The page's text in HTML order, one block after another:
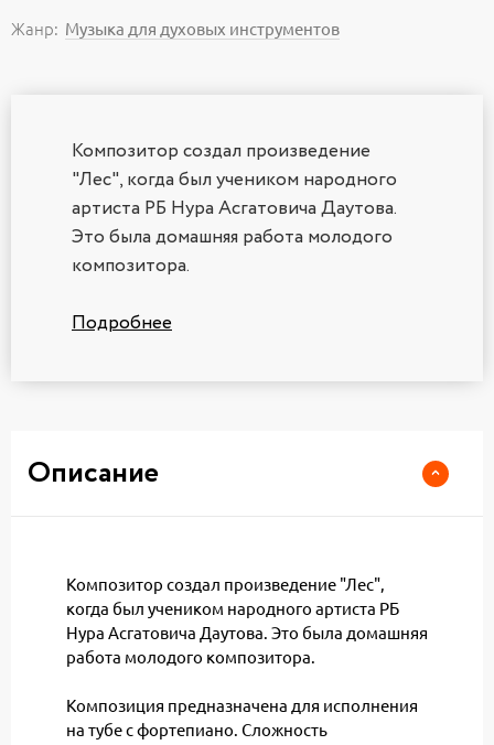
Жанр: Музыка для духовых инструментов
Композитор создал произведение
"Лес", когда был учеником народного
артиста РБ Нура Асгатовича Даутова.
Это была домашняя работа молодого
композитора.
Подробнее
Описание
Композитор создал произведение "Лес",
когда был учеником народного артиста РБ
Нура Асгатовича Даутова. Это была домашняя
работа молодого композитора.
Композиция предназначена для исполнения
на тубе с фортепиано. Сложность